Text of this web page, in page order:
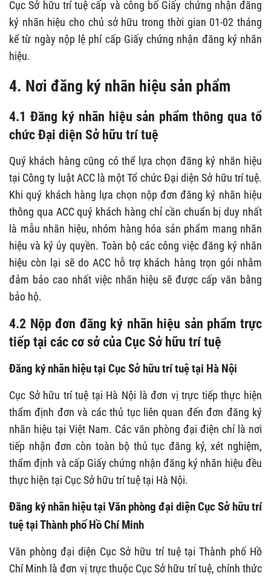
Cục Sở hữu trí tuệ cấp và công bố Giấy chứng nhận đăng
ký nhãn hiệu cho chủ sở hữu trong thời gian 01-02 tháng
kể từ ngày nộp lệ phí cấp Giấy chứng nhận đăng ký nhãn
hiệu.
4. Nơi đăng ký nhãn hiệu sản phẩm
4.1 Đăng ký nhãn hiệu sản phẩm thông qua tổ
chức Đại diện Sở hữu trí tuệ
Quý khách hàng cũng có thể lựa chọn đăng ký nhãn hiệu
tại Công ty luật ACC là một Tổ chức Đại diện Sở hữu trí tuệ.
Khi quý khách hàng lựa chọn nộp đơn đăng ký nhãn hiệu
thông qua ACC quý khách hàng chỉ cần chuẩn bị duy nhất
là mẫu nhãn hiệu, nhóm hàng hóa sản phẩm mang nhãn
hiệu và ký ủy quyền. Toàn bộ các công việc đăng ký nhãn
hiệu còn lại sẽ do ACC hỗ trợ khách hàng trọn gói nhằm
đảm bảo cao nhất việc nhãn hiệu sẽ được cấp văn bằng
bảo hộ.
4.2 Nộp đơn đăng ký nhãn hiệu sản phẩm trực
tiếp tại các cơ sở của Cục Sở hữu trí tuệ
Đăng ký nhãn hiệu tại Cục Sở hữu trí tuệ tại Hà Nội
Cục Sở hữu trí tuệ tại Hà Nội là đơn vị trực tiếp thực hiện
thẩm định đơn và các thủ tục liên quan đến đơn đăng ký
nhãn hiệu tại Việt Nam. Các văn phòng đại điện chỉ là nơi
tiếp nhận đơn còn toàn bộ thủ tục đăng ký, xét nghiệm,
thẩm định và cấp Giấy chứng nhận đăng ký nhãn hiệu đều
thực hiện tại Cục Sở hữu trí tuệ tại Hà Nội.
Đăng ký nhãn hiệu tại Văn phòng đại diện Cục Sở hữu trí
tuệ tại Thành phố Hồ Chí Minh
Văn phòng đại diện Cục Sở hữu trí tuệ tại Thành phố Hồ
Chí Minh là đơn vị trực thuộc Cục Sở hữu trí tuệ, chính thức